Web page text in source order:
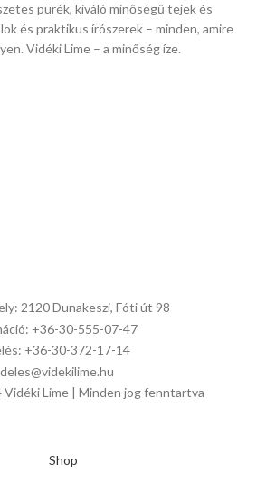
pürék, kiváló minőségű tejek és
és praktikus írószerek – minden, amire
Vidéki Lime – a minőség íze.
2120 Dunakeszi, Fóti út 98
+36-30-555-07-47
+36-30-372-17-14
Lime | Minden jog fenntartva
Shop